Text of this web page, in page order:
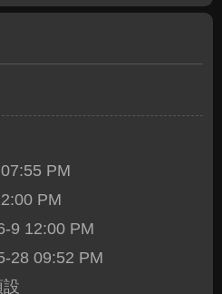
PM
PM
9 12:00 PM
28 09:52 PM